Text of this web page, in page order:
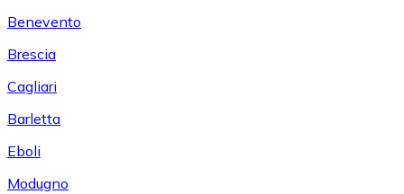
Benevento
Brescia
Cagliari
Barletta
Eboli
Modugno